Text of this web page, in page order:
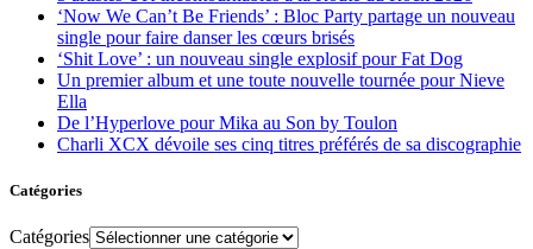
‘Now We Can’t Be Friends’ : Bloc Party partage un nouveau
single pour faire danser les cœurs brisés
‘Shit Love’ : un nouveau single explosif pour Fat Dog
Un premier album et une toute nouvelle tournée pour Nieve
Ella
De l’Hyperlove pour Mika au Son by Toulon
Charli XCX dévoile ses cinq titres préférés de sa discographie
Catégories
Catégories